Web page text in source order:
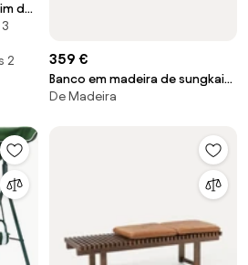
de
2
359 €
Banco em madeira de sungkai
Bancu
De Madeira